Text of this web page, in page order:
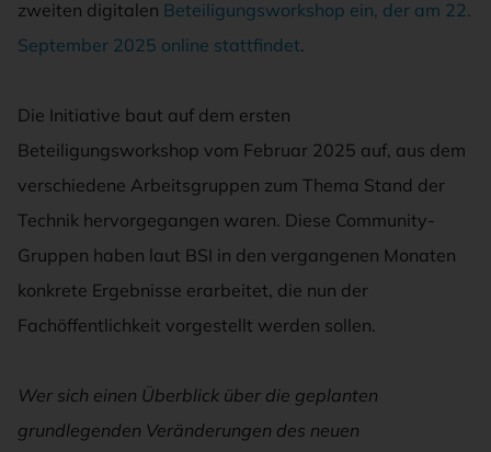
zweiten digitalen Beteiligungsworkshop ein, der am 22.
September 2025 online stattfindet.
Die Initiative baut auf dem ersten
Beteiligungsworkshop vom Februar 2025 auf, aus dem
verschiedene Arbeitsgruppen zum Thema Stand der
Technik hervorgegangen waren. Diese Community-
Gruppen haben laut BSI in den vergangenen Monaten
konkrete Ergebnisse erarbeitet, die nun der
Fachöffentlichkeit vorgestellt werden sollen.
Wer sich einen Überblick über die geplanten
grundlegenden Veränderungen des neuen